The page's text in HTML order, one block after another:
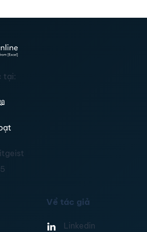
tại:
Về tác giả
Linkedin